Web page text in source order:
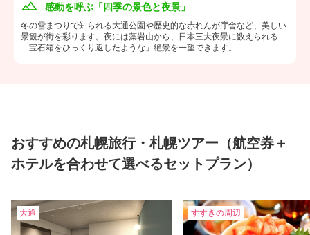
感動を呼ぶ「四季の景色と夜景」
冬の雪まつりで知られる大通公園や歴史的な赤れんが庁舎など、美しい
景観が街を彩ります。夜には藻岩山から、日本三大夜景に数えられる
「宝石箱をひっくり返したような」絶景を一望できます。
おすすめの札幌旅行・札幌ツアー（航空券＋
ホテルを合わせて選べるセットプラン）
大通 すすきの周辺